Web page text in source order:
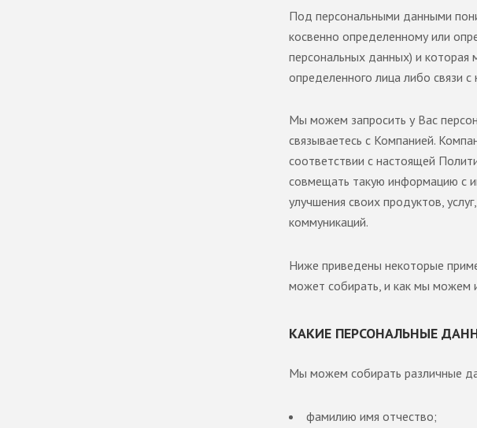
Под персональными данными
косвенно определенному или
персональных данных) и
определенного лица либо связи с
Мы можем запросить у Вас
связываетесь с Компанией.
соответствии с настоящей
совмещать такую информацию с
улучшения своих продуктов,
коммуникаций.
Ниже приведены некоторые
может собирать, и как мы можем
КАКИЕ ПЕРСОНАЛЬНЫЕ
Мы можем собирать различные
фамилию имя отчество;